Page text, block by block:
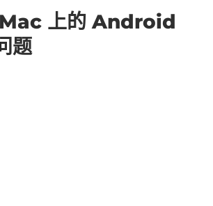
Mac 上的 Android
题